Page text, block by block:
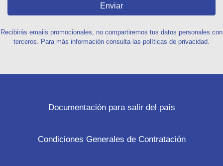
Enviar
Recibirás emails promocionales, no compartiremos tus datos personales con
terceros. Para más información consulta las políticas de privacidad.
Documentación para salir del país
Condiciones Generales de Contratación